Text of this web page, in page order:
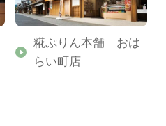
糀ぷりん本舗 おは
らい町店